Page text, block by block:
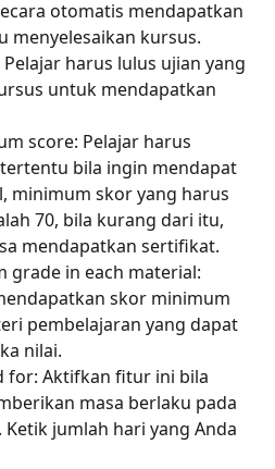
otomatis mendapatkan
menyelesaikan kursus.
Pelajar harus lulus ujian yang
untuk mendapatkan
score: Pelajar harus
bila ingin mendapat
minimum skor yang harus
70, bila kurang dari itu,
mendapatkan sertifikat.
grade in each material:
skor minimum
pembelajaran yang dapat
nilai.
for: Aktifkan fitur ini bila
masa berlaku pada
jumlah hari yang Anda